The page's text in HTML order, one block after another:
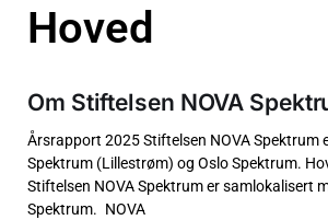
Hoved
Om Stiftelsen NOVA
Årsrapport 2025 Stiftelsen NOVA Spektrum
Spektrum (Lillestrøm) og Oslo Spektrum.
Stiftelsen NOVA Spektrum er samlokalisert
Spektrum. NOVA